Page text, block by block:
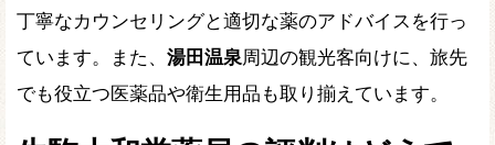
丁寧なカウンセリングと適切な薬のアドバイスを行っ
ています。また、 湯田温泉周辺の観光客向けに、旅先
でも役立つ医薬品や衛生用品も取り揃えています。